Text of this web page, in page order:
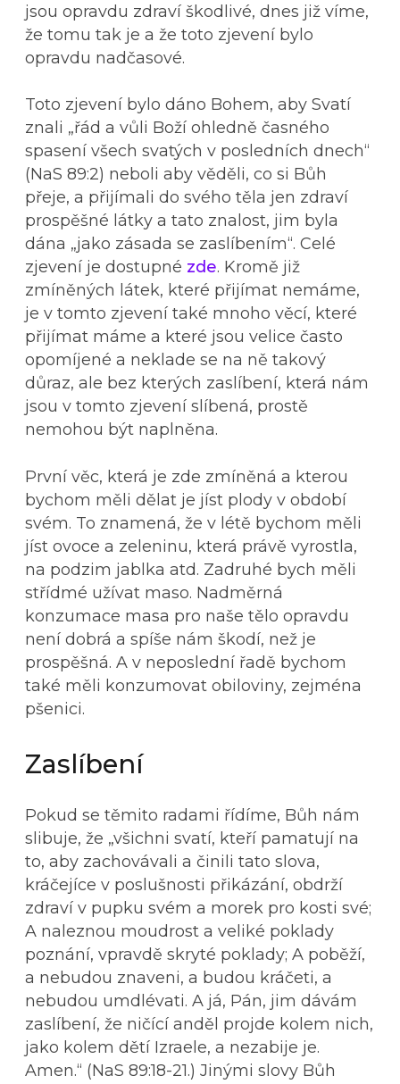
jsou opravdu zdraví škodlivé, dnes již víme,
že tomu tak je a že toto zjevení bylo
opravdu nadčasové.
Toto zjevení bylo dáno Bohem, aby Svatí
znali „řád a vůli Boží ohledně časného
spasení všech svatých v posledních dnech“
(NaS 89:2) neboli aby věděli, co si Bůh
přeje, a přijímali do svého těla jen zdraví
prospěšné látky a tato znalost, jim byla
dána „jako zásada se zaslíbením“. Celé
zjevení je dostupné zde. Kromě již
zmíněných látek, které přijímat nemáme,
je v tomto zjevení také mnoho věcí, které
přijímat máme a které jsou velice často
opomíjené a neklade se na ně takový
důraz, ale bez kterých zaslíbení, která nám
jsou v tomto zjevení slíbená, prostě
nemohou být naplněna.
První věc, která je zde zmíněná a kterou
bychom měli dělat je jíst plody v období
svém. To znamená, že v létě bychom měli
jíst ovoce a zeleninu, která právě vyrostla,
na podzim jablka atd. Zadruhé bych měli
střídmé užívat maso. Nadměrná
konzumace masa pro naše tělo opravdu
není dobrá a spíše nám škodí, než je
prospěšná. A v neposlední řadě bychom
také měli konzumovat obiloviny, zejména
pšenici.
Zaslíbení
Pokud se těmito radami řídíme, Bůh nám
slibuje, že „všichni svatí, kteří pamatují na
to, aby zachovávali a činili tato slova,
kráčejíce v poslušnosti přikázání, obdrží
zdraví v pupku svém a morek pro kosti své;
A naleznou moudrost a veliké poklady
poznání, vpravdě skryté poklady; A poběží,
a nebudou znaveni, a budou kráčeti, a
nebudou umdlévati. A já, Pán, jim dávám
zaslíbení, že ničící anděl projde kolem nich,
jako kolem dětí Izraele, a nezabije je.
Amen.“ (NaS 89:18-21.) Jinými slovy Bůh